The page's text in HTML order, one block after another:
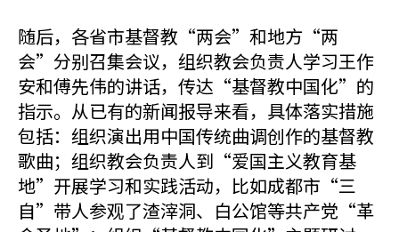
随后，各省市基督教“两会”和地方“两
会”分别召集会议，组织教会负责人学习王作
安和傅先伟的讲话，传达“基督教中国化”的
指示。从已有的新闻报导来看，具体落实措施
包括：组织演出用中国传统曲调创作的基督教
歌曲；组织教会负责人到“爱国主义教育基
地”开展学习和实践活动，比如成都市“三
自”带人参观了渣滓洞、白公馆等共产党“革